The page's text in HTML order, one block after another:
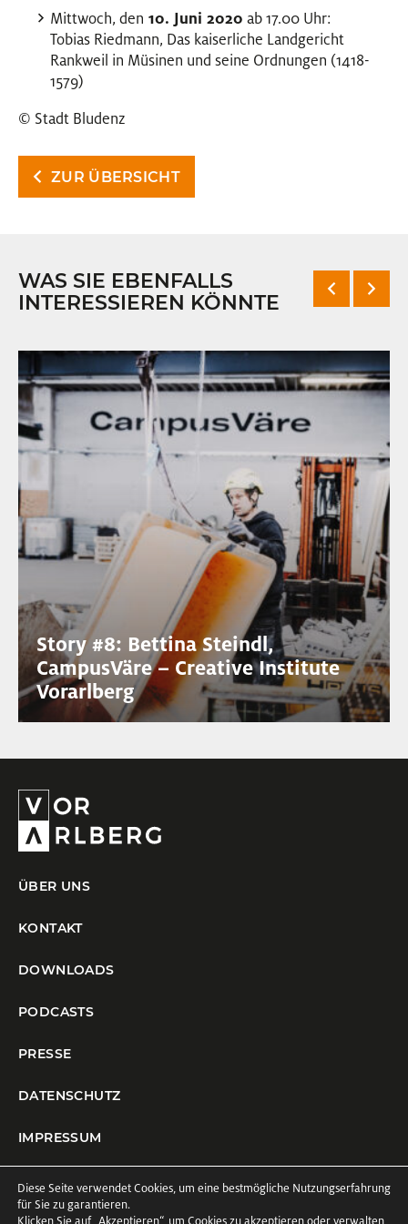
Mittwoch, den 10. Juni 2020 ab 17.00 Uhr:
Tobias Riedmann, Das kaiserliche Landgericht
Rankweil in Müsinen und seine Ordnungen (1418-
1579)
© Stadt Bludenz
ZUR ÜBERSICHT
WAS SIE EBENFALLS
INTERESSIEREN KÖNNTE
Story #8: Bettina Steindl,
CampusVäre – Creative Institute
Vorarlberg
ÜBER UNS
KONTAKT
DOWNLOADS
PODCASTS
PRESSE
DATENSCHUTZ
IMPRESSUM
Diese Seite verwendet Cookies, um eine bestmögliche Nutzungserfahrung
für Sie zu garantieren.